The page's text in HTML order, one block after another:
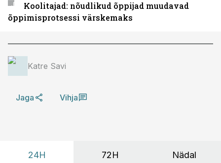
Koolitajad: nõudlikud õppijad muudavad
õppimisprotsessi värskemaks
Katre Savi
Jaga Vihja
24H 72H Nädal